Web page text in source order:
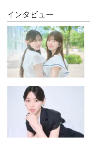
インタビュー